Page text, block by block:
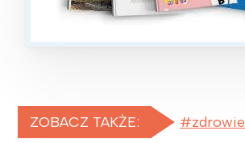
ZOBACZ TAKŻE: zdrowie